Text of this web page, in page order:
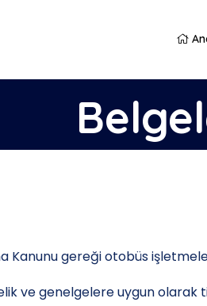
Kanunu gereği otobüs
ve genelgelere uygun